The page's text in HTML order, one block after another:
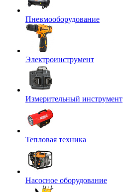
Пневмооборудование
Электроинструмент
Измерительный инструмент
Тепловая техника
Насосное оборудование